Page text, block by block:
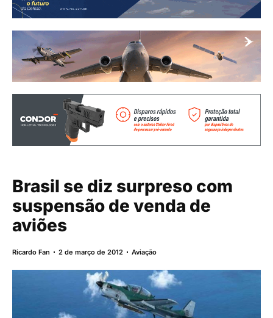
Brasil se diz surpreso com
suspensão de venda de
aviões
Ricardo Fan 2 de março de 2012 Aviação